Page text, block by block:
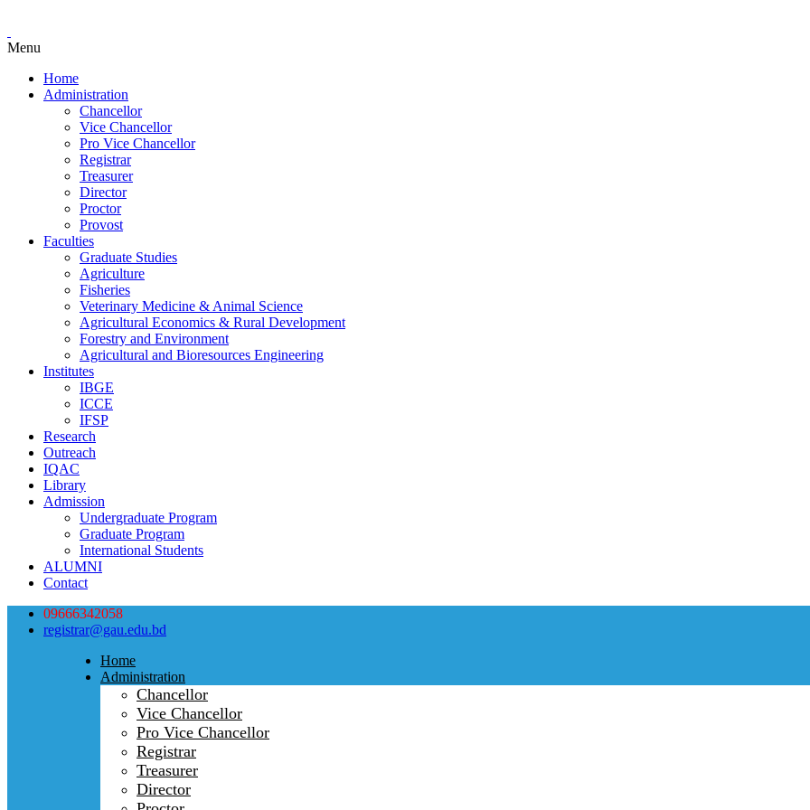
Menu
Home
Administration
Chancellor
Vice Chancellor
Pro Vice Chancellor
Registrar
Treasurer
Director
Proctor
Provost
Faculties
Graduate Studies
Agriculture
Fisheries
Veterinary Medicine & Animal Science
Agricultural Economics & Rural Development
Forestry and Environment
Agricultural and Bioresources Engineering
Institutes
IBGE
ICCE
IFSP
Research
Outreach
IQAC
Library
Admission
Undergraduate Program
Graduate Program
International Students
ALUMNI
Contact
09666342058
registrar@gau.edu.bd
Home
Administration
Chancellor
Vice Chancellor
Pro Vice Chancellor
Registrar
Treasurer
Director